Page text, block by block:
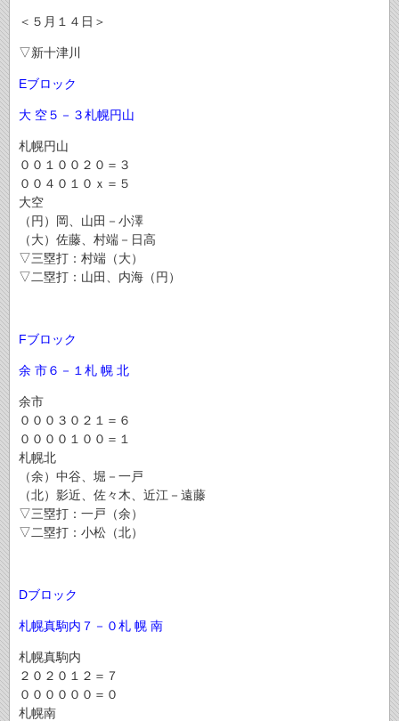
＜５月１４日＞
▽新十津川
Eブロック
大 空５－３札幌円山
札幌円山
００１００２０＝３
００４０１０ｘ＝５
大空
（円）岡、山田－小澤
（大）佐藤、村端－日高
▽三塁打：村端（大）
▽二塁打：山田、内海（円）
Fブロック
余 市６－１ 札 幌 北
余市
０００３０２１＝６
００００１００＝１
札幌北
（余）中谷、堀－一戸
（北）影近、佐々木、近江－遠藤
▽三塁打：一戸（余）
▽二塁打：小松（北）
Dブロック
札幌真駒内 ７－０札 幌 南
札幌真駒内
２０２０１２＝７
００００００＝０
札幌南